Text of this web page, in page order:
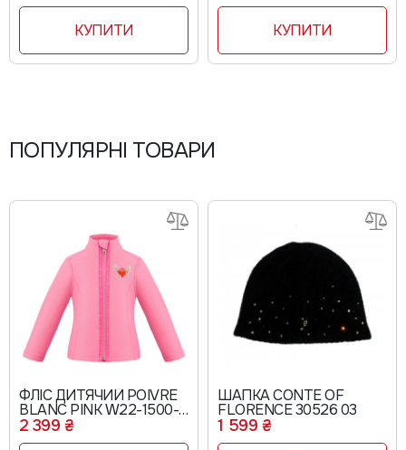
КУПИТИ КУПИТИ
ПОПУЛЯРНІ ТОВАРИ
ФЛІС ДИТЯЧИЙ POIVRE
BLANC PINK W22-1500-
BBGL
2 399 ₴
ШАПКА CONTE OF
FLORENCE 30526 03
1 599 ₴